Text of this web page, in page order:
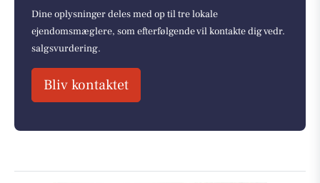
Dine oplysninger deles med op til tre lokale
ejendomsmæglere, som efterfølgende vil kontakte dig vedr.
salgsvurdering.
Bliv kontaktet